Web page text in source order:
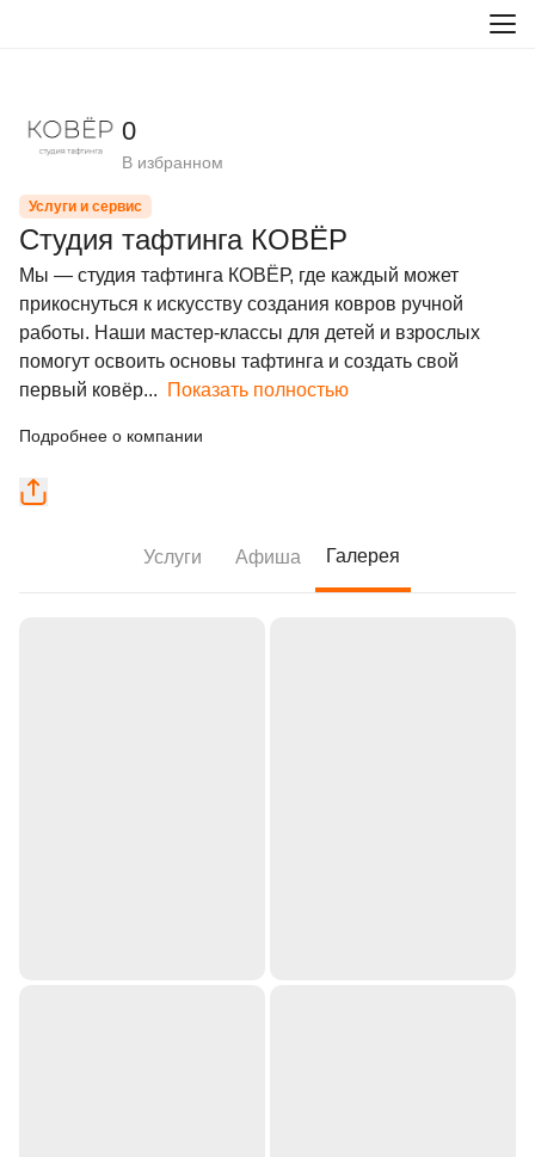
0
В избранном
Услуги и сервис
Студия тафтинга КОВЁР
Мы — студия тафтинга КОВЁР, где каждый может
прикоснуться к искусству создания ковров ручной
работы. Наши мастер-классы для детей и взрослых
помогут освоить основы тафтинга и создать свой
первый ковёр... Показать полностью
Подробнее о компании
Услуги Афиша Галерея